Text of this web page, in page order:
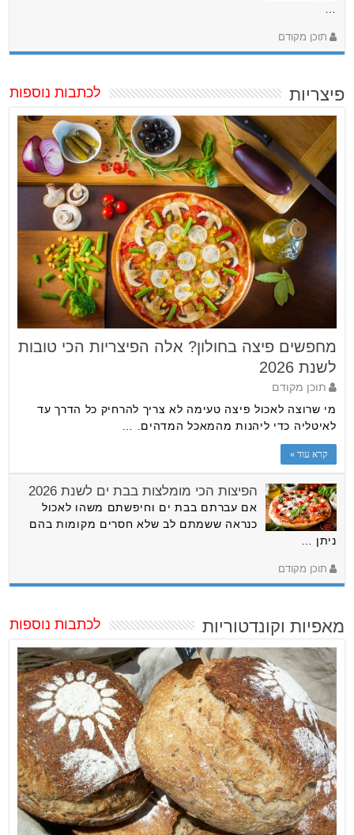
…
תוכן מקודם
פיצריות לכתבות נוספות
מחפשים פיצה בחולון? אלה הפיצריות הכי טובות
לשנת 2026
תוכן מקודם
מי שרוצה לאכול פיצה טעימה לא צריך להרחיק כל הדרך עד
לאיטליה כדי ליהנות מהמאכל המדהים. …
קרא עוד »
הפיצות הכי מומלצות בבת ים לשנת 2026
אם עברתם בבת ים וחיפשתם משהו לאכול
כנראה ששמתם לב שלא חסרים מקומות בהם
ניתן …
תוכן מקודם
מאפיות וקונדטוריות לכתבות נוספות